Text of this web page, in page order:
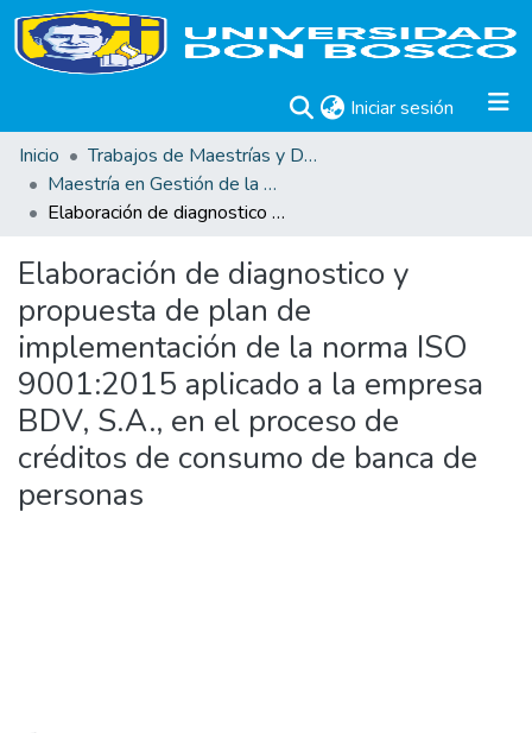
Iniciar sesión (current)
Inicio
Trabajos de Maestrías y Doctorados
Maestría en Gestión de la Calidad
Elaboración de diagnostico y propuesta de plan de implementación de la norma ISO 9001:2015 aplicado a la empresa BDV, S.A., en el proceso de créditos de consumo de banca de personas
Elaboración de diagnostico y
propuesta de plan de
implementación de la norma ISO
9001:2015 aplicado a la empresa
BDV, S.A., en el proceso de
créditos de consumo de banca de
personas